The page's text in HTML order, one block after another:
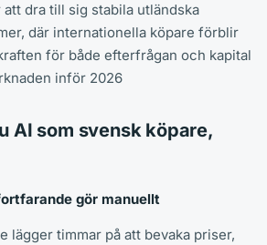
dra till sig stabila utländska
där internationella köpare förblir
för både efterfrågan och kapital
inför 2026
AI som svensk köpare,
gör manuellt
lägger timmar på att bevaka priser,